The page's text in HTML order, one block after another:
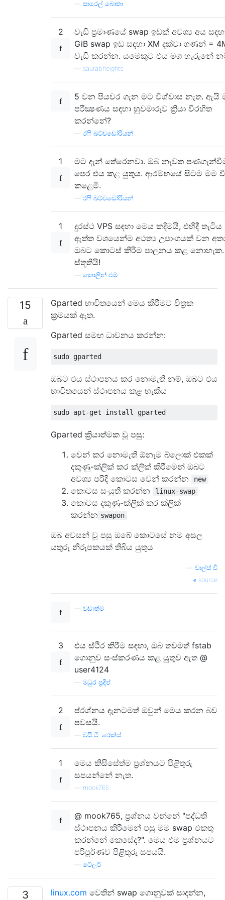
සාරෙල් බොතා
2
වැඩි ප්‍රමාණයේ swap ඉඩක් අවශ්‍ය අය
GiB swap ඉඩ සඳහා XM දක්වා ගණන් =
වැඩි කරන්න. යමෙකුට එය මග හැරුනේ
saurabheights
5 වන පියවර ගැන මට විශ්වාස නැත. ඇයි
පරීක්‍ෂණය සඳහා හුවමාරුව ක්‍රියා විරහිත
කරන්නේ?
රෆි ඛට්චඩෝරියන්
1
මට දැන් තේරෙනවා. ඔබ නැවත
පෙර එය කළ යුතුය. ආරම්භයේ සිටම මම
කළෙමි.
රෆි ඛට්චඩෝරියන්
1
දුරස්ථ VPS සඳහා මෙය කදිමයි, එහිදී තැටිය
ඇත්ත වශයෙන්ම අථත්‍ය උපාංගයක් වන
ඔබට කොටස් කිරීම පාලනය කළ නොහැක.
ස්තූතියි!
කොලින් එම්
15
Gparted භාවිතයෙන් මෙය කිරීමට චිත්‍රක
ක්‍රමයක් ඇත.
Gparted සමඟ ධාවනය කරන්න:
ඔබට එය ස්ථාපනය කර නොමැති නම්, ඔබට එය
භාවිතයෙන් ස්ථාපනය කළ හැකිය
Gparted ක්‍රියාත්මක වූ පසු:
වෙන් කර නොමැති ඕනෑම බ්ලොක් එකක්
දකුණු-ක්ලික් කර ක්ලික් කිරීමෙන් ඔබට
අවශ්‍ය පරිදි කොටස වෙන් කරන්න
new
කොටස සංයුති කරන්න linux-swap
කොටස දකුණු-ක්ලික් කර ක්ලික්
කරන්න swapon
ඔබ අවසන් වූ පසු ඔබේ කොටසේ නම අසල
යතුරු නිරූපකයක් තිබිය යුතුය
චාල්ස් වී
source
වඩාත්ම
3
එය ස්ථිර කිරීම සඳහා, ඔබ තවමත් fstab
ගොනුව සංස්කරණය කළ යුතුව ඇත @
user4124
මධුර ප්‍රදීප්
2
ප්රශ්නය දැනටමත් ඔවුන් මෙය කරන බව
පවසයි.
චයි ටී. රෙක්ස්
1
මෙය කිසිසේත්ම ප්‍රශ්නයට පිළිතුරු
සපයන්නේ නැත.
mook765
@ mook765, ප්‍රශ්නය වන්නේ "පද්ධති
ස්ථාපනය කිරීමෙන් පසු මම swap එකතු
කරන්නේ කෙසේද?". මෙය එම ප්‍රශ්නයට
පරිපූර්ණව පිළිතුරු සපයයි.
ටේලර්
3 linux.com වෙතින් swap ගොනුවක් සාදන්න,